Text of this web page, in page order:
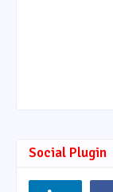
Social Plugin